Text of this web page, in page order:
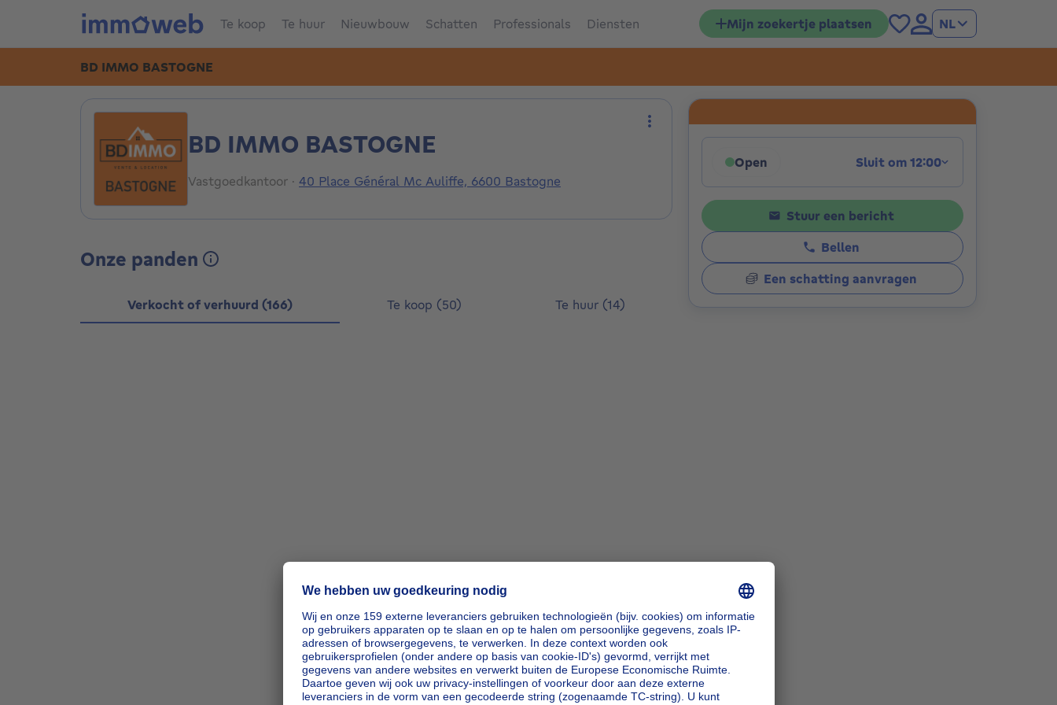
Te koop Te huur Nieuwbouw Schatten Professionals Diensten Mijn zoekertje plaatsen NL
BD IMMO BASTOGNE
BD IMMO BASTOGNE
Vastgoedkantoor · 40 Place Général Mc Auliffe, 6600 Bastogne
Meer acties
Onze panden
Verkocht of verhuurd (166) Te koop (50) Te huur (14)
ipp_action_zoomIn
ipp_action_zoomOut
Open Sluit om 12:00
Klik om de openingsuren weer te geven
Stuur een bericht
Bellen
Een schatting aanvragen